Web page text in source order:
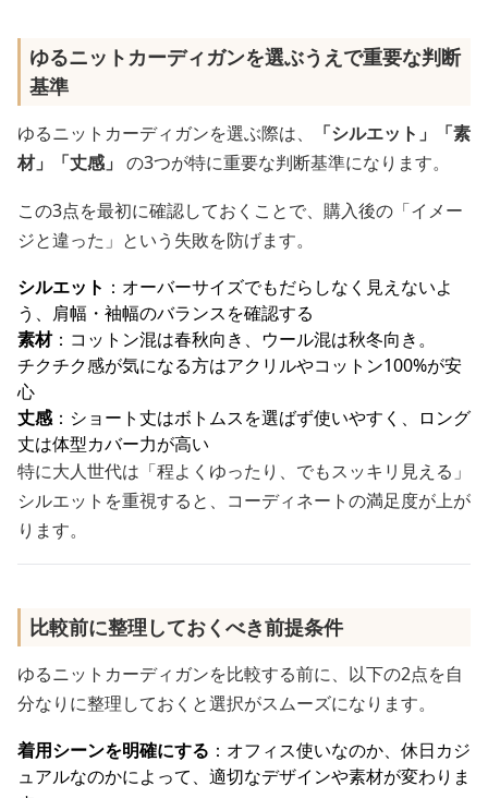
ゆるニットカーディガンを選ぶうえで重要な判断
基準
ゆるニットカーディガンを選ぶ際は、
「シルエット」「素
材」「丈感」 の3つが特に重要な判断基準になります。
この3点を最初に確認しておくことで、購入後の「イメー
ジと違った」という失敗を防げます。
シルエット ：オーバーサイズでもだらしなく見えないよ
う、肩幅・袖幅のバランスを確認する
素材：コットン混は春秋向き、ウール混は秋冬向き。
チクチク感が気になる方はアクリルやコットン100%が安
心
丈感：ショート丈はボトムスを選ばず使いやすく、ロング
丈は体型カバー力が高い
特に大人世代は「程よくゆったり、でもスッキリ見える」
シルエットを重視すると、コーディネートの満足度が上が
ります。
比較前に整理しておくべき前提条件
ゆるニットカーディガンを比較する前に、以下の2点を自
分なりに整理しておくと選択がスムーズになります。
着用シーンを明確にする ：オフィス使いなのか、休日カジ
ュアルなのかによって、適切なデザインや素材が変わりま